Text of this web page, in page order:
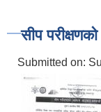
सीप
Submitted on: